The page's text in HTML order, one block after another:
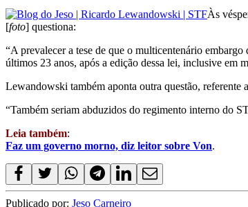
Às
[foto] questiona:
“A prevalecer a tese de que o multicentenário
últimos 23 anos, após a edição dessa lei, inclusive em
Lewandowski também aponta outra questão, referente
“Também seriam abduzidos do regimento interno do
Leia também:
Faz um governo morno, diz leitor sobre Von.
Publicado por: Jeso Carneiro